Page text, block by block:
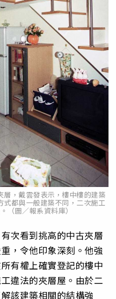
層，戴雲發表示，樓中樓的建築
都與一般建築不同，二次施工
（圖／報系資料庫）
次看到挑高的中古夾層
，令他印象深刻。他強
有權上確實登記的樓中
違法的夾層屋。由於二
該建築相關的結構強